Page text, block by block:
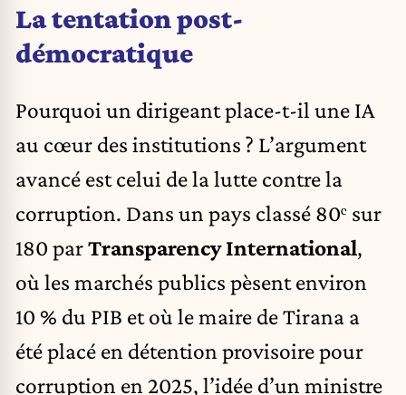
La tentation post-
démocratique
Pourquoi un dirigeant place-t-il une IA
au cœur des institutions ? L’argument
avancé est celui de la lutte contre la
corruption. Dans un pays classé 80ᵉ sur
180 parTransparency International,
où les marchés publics pèsent environ
10 % du PIB et où le maire de Tirana a
été placé en détention provisoire pour
corruption en 2025, l’idée d’un ministre